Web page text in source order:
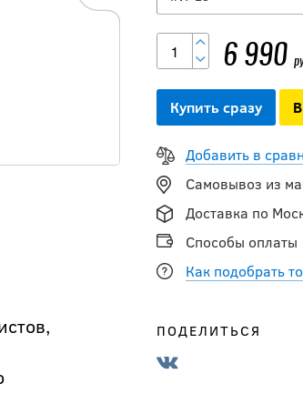
6 990
Купить сразу
Добавить в
Самовывоз из
Доставка по
Способы оплаты
Как подобрать
ПОДЕЛИТЬСЯ